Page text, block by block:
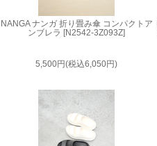
NANGA ナンガ 折り畳み傘 コンパクトア
ンブレラ [N2542-3Z093Z]
5,500円(税込6,050円)